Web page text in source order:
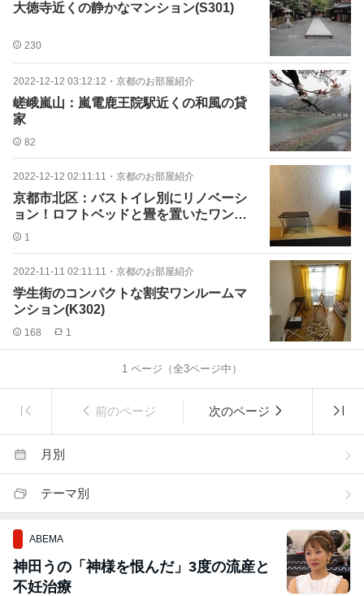
大徳寺近くの静かなマンション(S301)
230
2022-12-12 03:12:12 ・ 京都のお部屋紹介
嵯峨嵐山：嵐電鹿王院駅近くの和風の貸
家
82
2022-12-12 02:11:11 ・ 京都のお部屋紹介
京都市北区：バストイレ別にリノベーシ
ョン！ロフトベッドと畳を置いたワンル
ームマンション
1
2022-11-11 02:11:11 ・ 京都のお部屋紹介
学生街のコンパクトな割安ワンルームマ
ンション(K302)
168 1
1 ページ（全3ページ中）
前のページ 次のページ
月別
テーマ別
ABEMA
神田うの「神様を恨んだ」3度の流産と
不妊治療